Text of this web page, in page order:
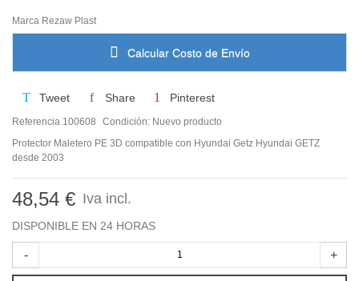
Marca Rezaw Plast
Calcular Costo de Envío
Tweet Share Pinterest
Referencia 100608 Condición: Nuevo producto
Protector Maletero PE 3D compatible con Hyundai Getz Hyundai GETZ
desde 2003
48,54 € Iva incl.
DISPONIBLE EN 24 HORAS
- +